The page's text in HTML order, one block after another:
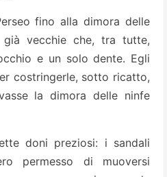
fino alla dimora delle
vecchie che, tra tutte,
e un solo dente. Egli
costringerle, sotto ricatto,
la dimora delle ninfe
doni preziosi: i sandali
permesso di muoversi